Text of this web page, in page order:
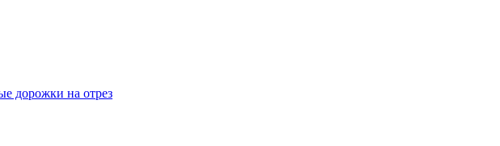
дорожки на отрез